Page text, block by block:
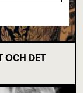
OCH DET